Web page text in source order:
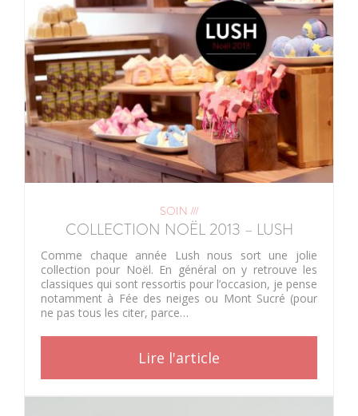
SOIN ///
COLLECTION NOËL 2013 – LUSH
Comme chaque année Lush nous sort une jolie
collection pour Noël. En général on y retrouve les
classiques qui sont ressortis pour l’occasion, je pense
notamment à Fée des neiges ou Mont Sucré (pour
ne pas tous les citer, parce…
Lire l'article